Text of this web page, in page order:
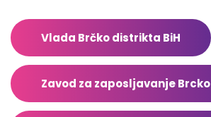
Vlada Brčko distrikta BiH
Zavod za zaposljavanje Brcko